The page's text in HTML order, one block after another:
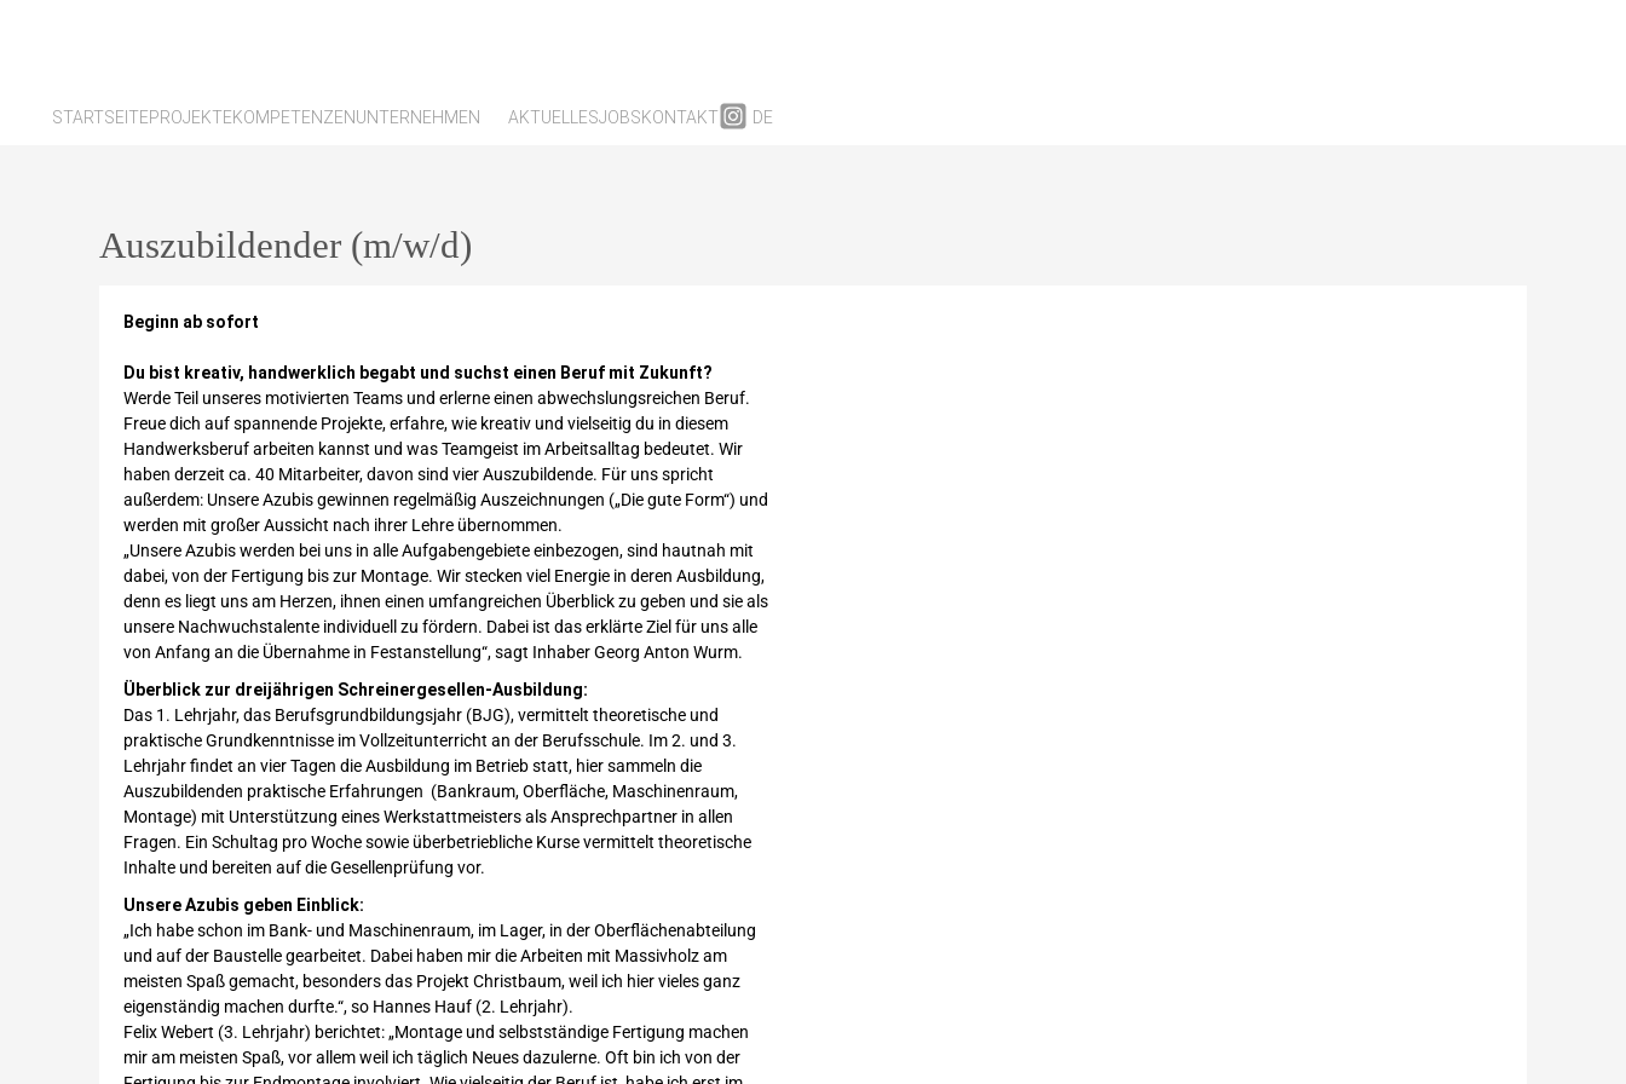
STARTSEITEPROJEKTEKOMPETENZENUNTERNEHMEN AKTUELLESJOBSKONTAKT DE
Auszubildender (m/w/d)
Beginn ab sofort
Du bist kreativ, handwerklich begabt und suchst einen Beruf mit Zukunft?
Werde Teil unseres motivierten Teams und erlerne einen abwechslungsreichen Beruf.
Freue dich auf spannende Projekte, erfahre, wie kreativ und vielseitig du in diesem
Handwerksberuf arbeiten kannst und was Teamgeist im Arbeitsalltag bedeutet. Wir
haben derzeit ca. 40 Mitarbeiter, davon sind vier Auszubildende. Für uns spricht
außerdem: Unsere Azubis gewinnen regelmäßig Auszeichnungen („Die gute Form“) und
werden mit großer Aussicht nach ihrer Lehre übernommen.
„Unsere Azubis werden bei uns in alle Aufgabengebiete einbezogen, sind hautnah mit
dabei, von der Fertigung bis zur Montage. Wir stecken viel Energie in deren Ausbildung,
denn es liegt uns am Herzen, ihnen einen umfangreichen Überblick zu geben und sie als
unsere Nachwuchstalente individuell zu fördern. Dabei ist das erklärte Ziel für uns alle
von Anfang an die Übernahme in Festanstellung“, sagt Inhaber Georg Anton Wurm.
Überblick zur dreijährigen Schreinergesellen-Ausbildung:
Das 1. Lehrjahr, das Berufsgrundbildungsjahr (BJG), vermittelt theoretische und
praktische Grundkenntnisse im Vollzeitunterricht an der Berufsschule. Im 2. und 3.
Lehrjahr findet an vier Tagen die Ausbildung im Betrieb statt, hier sammeln die
Auszubildenden praktische Erfahrungen (Bankraum, Oberfläche, Maschinenraum,
Montage) mit Unterstützung eines Werkstattmeisters als Ansprechpartner in allen
Fragen. Ein Schultag pro Woche sowie überbetriebliche Kurse vermittelt theoretische
Inhalte und bereiten auf die Gesellenprüfung vor.
Unsere Azubis geben Einblick:
„Ich habe schon im Bank- und Maschinenraum, im Lager, in der Oberflächenabteilung
und auf der Baustelle gearbeitet. Dabei haben mir die Arbeiten mit Massivholz am
meisten Spaß gemacht, besonders das Projekt Christbaum, weil ich hier vieles ganz
eigenständig machen durfte.“, so Hannes Hauf (2. Lehrjahr).
Felix Webert (3. Lehrjahr) berichtet: „Montage und selbstständige Fertigung machen
mir am meisten Spaß, vor allem weil ich täglich Neues dazulerne. Oft bin ich von der